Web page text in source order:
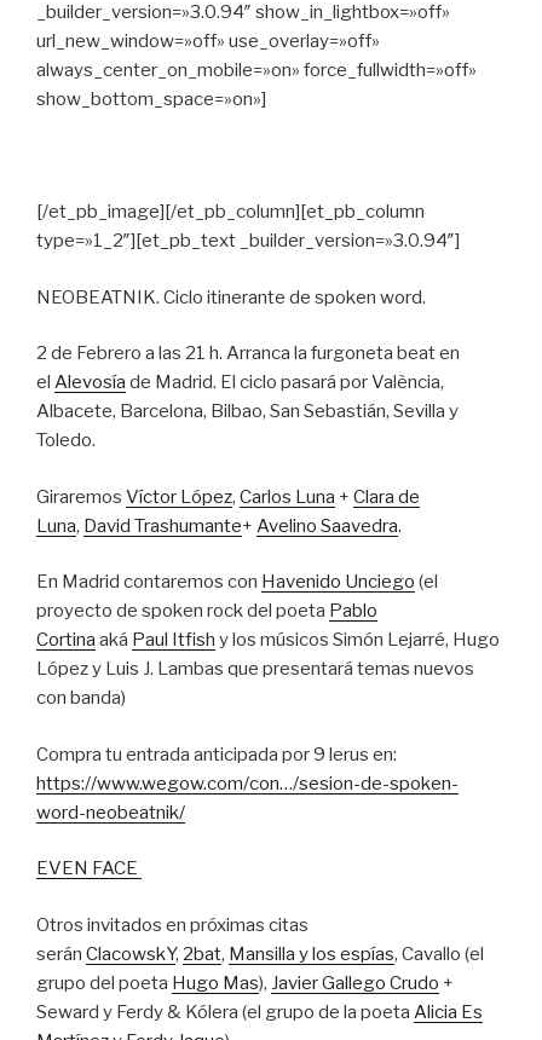
_builder_version=»3.0.94″ show_in_lightbox=»off»
url_new_window=»off» use_overlay=»off»
always_center_on_mobile=»on» force_fullwidth=»off»
show_bottom_space=»on»]
[/et_pb_image][/et_pb_column][et_pb_column
type=»1_2″][et_pb_text _builder_version=»3.0.94″]
NEOBEATNIK. Ciclo itinerante de spoken word.
2 de Febrero a las 21 h. Arranca la furgoneta beat en
el Alevosía de Madrid. El ciclo pasará por València,
Albacete, Barcelona, Bilbao, San Sebastián, Sevilla y
Toledo.
Giraremos Víctor López, Carlos Luna + Clara de
Luna, David Trashumante+ Avelino Saavedra.
En Madrid contaremos con Havenido Unciego (el
proyecto de spoken rock del poeta Pablo
Cortina aká Paul Itfish y los músicos Simón Lejarré, Hugo
López y Luis J. Lambas que presentará temas nuevos
con banda)
Compra tu entrada anticipada por 9 lerus en:
https://www.wegow.com/con…/sesion-de-spoken-
word-neobeatnik/
EVEN FACE
Otros invitados en próximas citas
serán ClacowskY, 2bat, Mansilla y los espías, Cavallo (el
grupo del poeta Hugo Mas), Javier Gallego Crudo +
Seward y Ferdy & Kólera (el grupo de la poeta Alicia Es